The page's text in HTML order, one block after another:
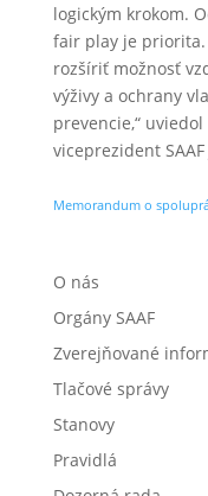
logickým krokom.
fair play je priorita.
rozšíriť možnosť
výživy a ochrany
prevencie,“
viceprezident
Memorandum o
O nás
Orgány SAAF
Zverejňované
Tlačové správy
Stanovy
Pravidlá